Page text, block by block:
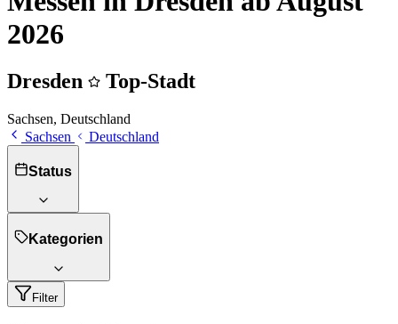
2026
Dresden Top-Stadt
Sachsen, Deutschland
Sachsen
Deutschland
Status
Kategorien
Filter